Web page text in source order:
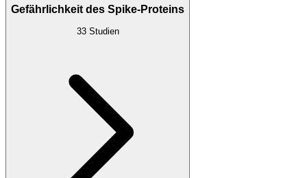
Gefährlichkeit des Spike-Proteins
33 Studien